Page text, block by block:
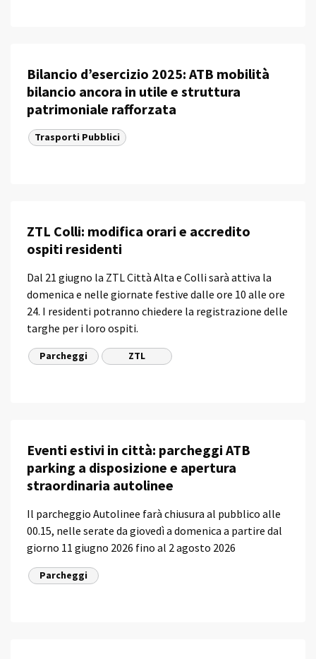
Bilancio d’esercizio 2025: ATB mobilità
bilancio ancora in utile e struttura
patrimoniale rafforzata
Trasporti Pubblici
ZTL Colli: modifica orari e accredito
ospiti residenti
Dal 21 giugno la ZTL Città Alta e Colli sarà attiva la
domenica e nelle giornate festive dalle ore 10 alle ore
24. I residenti potranno chiedere la registrazione delle
targhe per i loro ospiti.
Parcheggi ZTL
Eventi estivi in città: parcheggi ATB
parking a disposizione e apertura
straordinaria autolinee
Il parcheggio Autolinee farà chiusura al pubblico alle
00.15, nelle serate da giovedì a domenica a partire dal
giorno 11 giugno 2026 fino al 2 agosto 2026
Parcheggi